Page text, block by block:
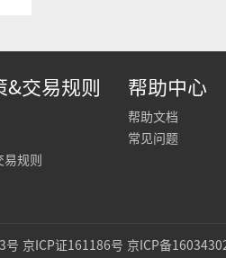
&交易规则
规则
帮助中心
帮助文档
常见问题
号 京ICP证161186号 京ICP备